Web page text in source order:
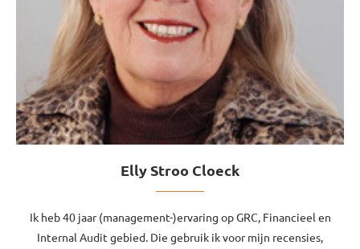
Elly Stroo Cloeck
Ik heb 40 jaar (management-)ervaring op GRC, Financieel en
Internal Audit gebied. Die gebruik ik voor mijn recensies,